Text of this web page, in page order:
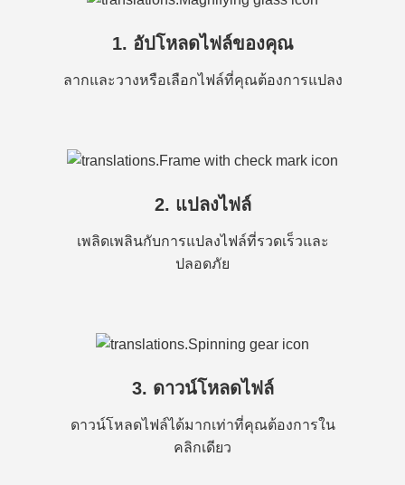
1. อัปโหลดไฟล์ของคุณ
ลากและวางหรือเลือกไฟล์ที่คุณต้องการแปลง
2. แปลงไฟล์
เพลิดเพลินกับการแปลงไฟล์ที่รวดเร็วและ
ปลอดภัย
3. ดาวน์โหลดไฟล์
ดาวน์โหลดไฟล์ได้มากเท่าที่คุณต้องการใน
คลิกเดียว